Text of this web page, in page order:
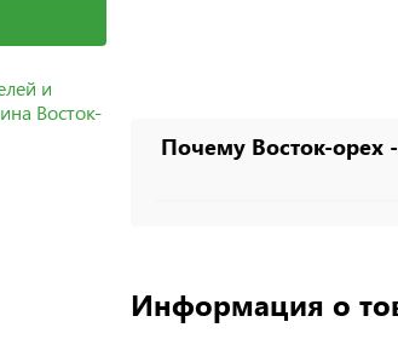
Почему Восток-орех
Информация о